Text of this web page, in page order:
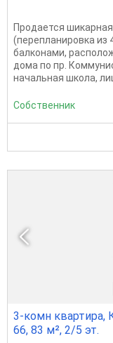
Продается
(перепланировка из
балконами,
дома по пр.
начальная школа,
Собственник
3-комн квартира,
66, 83 м², 2/5 эт.